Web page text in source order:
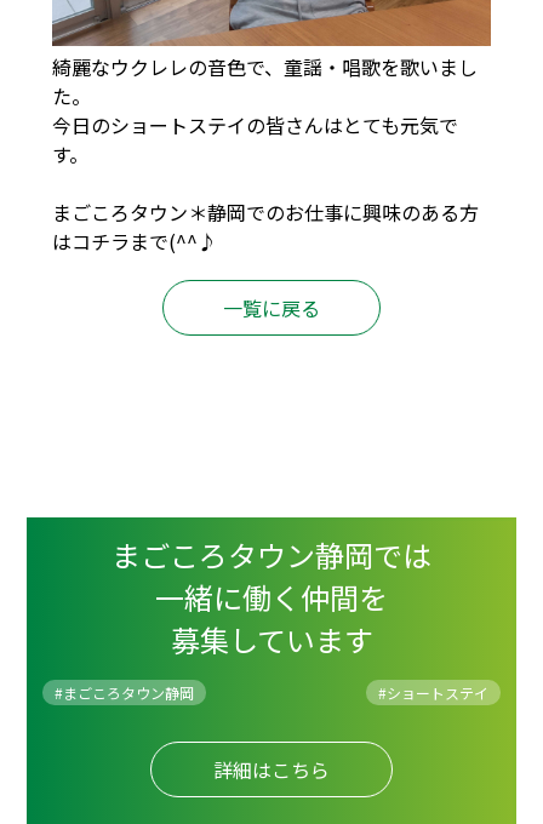
綺麗なウクレレの音色で、童謡・唱歌を歌いまし
た。
今日のショートステイの皆さんはとても元気で
す。
まごころタウン＊静岡でのお仕事に興味のある方
はコチラ まで(^^♪
一覧に戻る
まごころタウン静岡では
一緒に働く仲間を
募集しています
#まごころタウン静岡 #ショートステイ
詳細はこちら